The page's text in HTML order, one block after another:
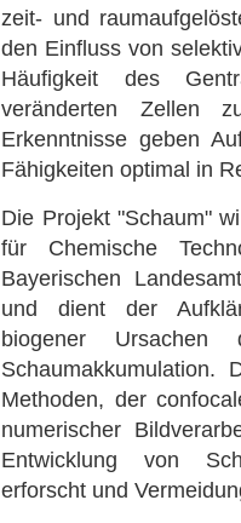
zeit- und
den Einfluss von
Häufigkeit des
veränderten Zellen
Erkenntnisse geben
Fähigkeiten optimal in
Die Projekt "Schaum"
für Chemische
Bayerischen
und dient der
biogener Ursachen
Schaumakkumulation.
Methoden, der
numerischer
Entwicklung von
erforscht und